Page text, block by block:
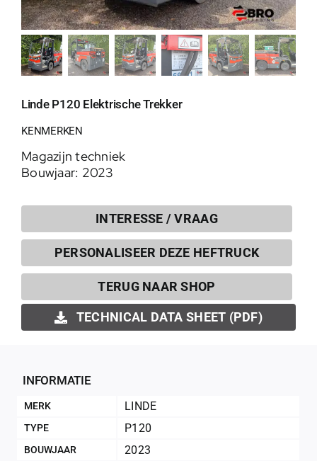
Linde P120 Elektrische Trekker
KENMERKEN
Magazijn techniek
Bouwjaar: 2023
INTERESSE / VRAAG
PERSONALISEER DEZE HEFTRUCK
TERUG NAAR SHOP
TECHNICAL DATA SHEET (PDF)
INFORMATIE
MERK LINDE
TYPE P120
BOUWJAAR 2023